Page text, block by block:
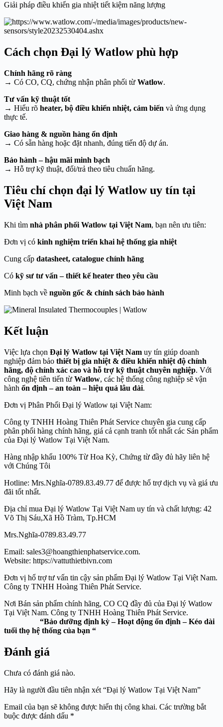
Giải pháp điều khiển gia nhiệt tiết kiệm năng lượng
Cách chọn Đại lý Watlow phù hợp
Chính hãng rõ ràng
→ Có CO, CQ, chứng nhận phân phối từ Watlow.
Tư vấn kỹ thuật tốt
→ Hiểu rõ heater, bộ điều khiển nhiệt, cảm biến và ứng dụng
thực tế.
Giao hàng & nguồn hàng ổn định
→ Có sẵn hàng hoặc đặt nhanh, đúng tiến độ dự án.
Bảo hành – hậu mãi minh bạch
→ Hỗ trợ kỹ thuật, đổi/trả theo tiêu chuẩn hãng.
Tiêu chí chọn đại lý Watlow uy tín tại
Việt Nam
Khi tìm nhà phân phối Watlow tại Việt Nam, bạn nên ưu tiên:
Đơn vị có kinh nghiệm triển khai hệ thống gia nhiệt
Cung cấp datasheet, catalogue chính hãng
Có kỹ sư tư vấn – thiết kế heater theo yêu cầu
Minh bạch về nguồn gốc & chính sách bảo hành
Kết luận
Việc lựa chọn Đại lý Watlow tại Việt Nam uy tín giúp doanh
nghiệp đảm bảo thiết bị gia nhiệt & điều khiển nhiệt độ chính
hãng, độ chính xác cao và hỗ trợ kỹ thuật chuyên nghiệp. Với
công nghệ tiên tiến từ Watlow, các hệ thống công nghiệp sẽ vận
hành ổn định – an toàn – hiệu quả lâu dài.
Đơn vị Phân Phối Đại lý Watlow tại Việt Nam:
Công ty TNHH Hoàng Thiên Phát Service chuyên gia cung cấp
phân phối hàng chính hãng, giá cả cạnh tranh tốt nhất các Sản phẩm
của Đại lý Watlow Tại Việt Nam.
Hàng nhập khẩu 100% Từ Hoa Kỳ, Chứng từ đầy đủ hãy liên hệ
với Chúng Tôi
Hotline: Mrs.Nghĩa-0789.83.49.77 để được hổ trợ dịch vụ và giá ưu
đãi tốt nhất.
Địa chỉ mua Đại lý Watlow Tại Việt Nam uy tín và chất lượng: 42
Võ Thị Sáu,Xã Hồ Tràm, Tp.HCM
Mrs.Nghĩa-0789.83.49.77
Email: sales3@hoangthienphatservice.com.
Website: https://vattuthietbivn.com
Đơn vị hổ trợ tư vấn tin cậy sản phẩm Đại lý Watlow Tại Việt Nam.
Công ty TNHH Hoàng Thiên Phát Service.
Nơi Bán sản phẩm chính hãng, CO CQ đầy đủ của Đại lý Watlow
Tại Việt Nam. Công ty TNHH Hoàng Thiên Phát Service.
“Bảo dưỡng định kỳ – Hoạt động ổn định – Kéo dài
tuổi thọ hệ thống của bạn “
Đánh giá
Chưa có đánh giá nào.
Hãy là người đầu tiên nhận xét “Đại lý Watlow Tại Việt Nam”
Email của bạn sẽ không được hiển thị công khai. Các trường bắt
buộc được đánh dấu *